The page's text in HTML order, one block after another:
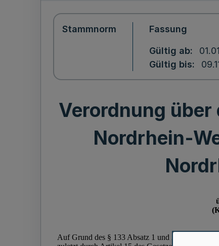
Stammnorm Fassung
Gültig ab
Gültig bis
Verordnung über
Nordrhein-